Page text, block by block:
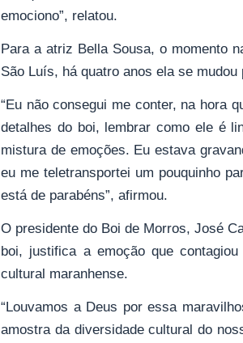
emociono”, relatou.
Para a atriz Bella Sousa, o momento
São Luís, há quatro anos ela se
“Eu não consegui me conter, na hora
detalhes do boi, lembrar como ele é
mistura de emoções. Eu estava
eu me teletransportei um pouquinho
está de parabéns”, afirmou.
O presidente do Boi de Morros, José
boi, justifica a emoção que
cultural maranhense.
“Louvamos a Deus por essa
amostra da diversidade cultural do